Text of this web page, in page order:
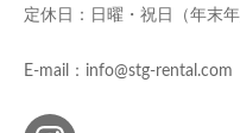
定休日：日曜・祝日（年末年
E-mail：info@stg-rental.com